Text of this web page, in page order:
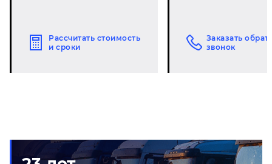
Рассчитать стоимость
и сроки
Заказать
звонок